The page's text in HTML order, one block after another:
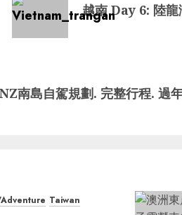
越南 Day 6: 陸
南島自駕規劃. 完整行程. 過
Taiwan